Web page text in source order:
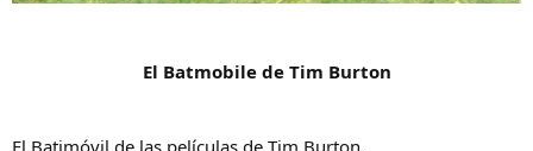
El Batmobile de Tim Burton